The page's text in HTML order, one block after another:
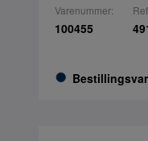
Varenummer:
100455